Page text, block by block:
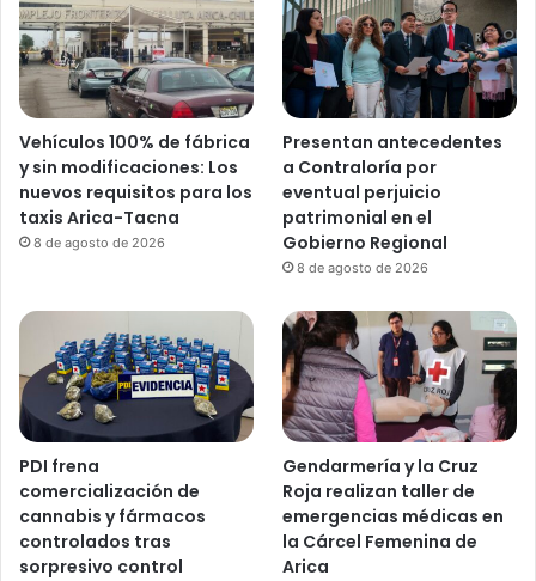
Vehículos 100% de fábrica
y sin modificaciones: Los
nuevos requisitos para los
taxis Arica-Tacna
8 de agosto de 2026
Presentan antecedentes
a Contraloría por
eventual perjuicio
patrimonial en el
Gobierno Regional
8 de agosto de 2026
PDI frena
comercialización de
cannabis y fármacos
controlados tras
sorpresivo control
Gendarmería y la Cruz
Roja realizan taller de
emergencias médicas en
la Cárcel Femenina de
Arica